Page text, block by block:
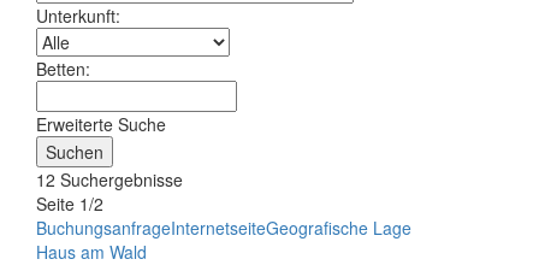
Unterkunft:
Betten:
Erweiterte Suche
12 Suchergebnisse
Seite 1/2
BuchungsanfrageInternetseiteGeografische Lage
Haus am Wald